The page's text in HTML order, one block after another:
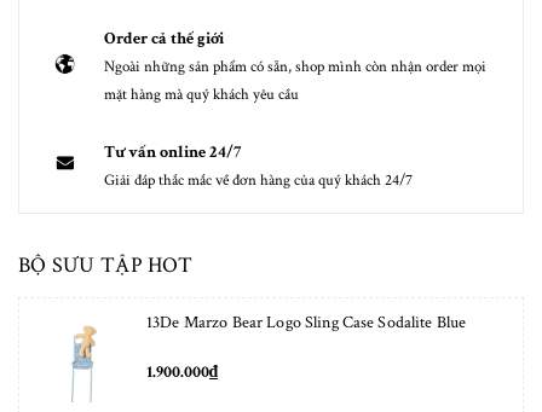
Order cả thế giới
Ngoài những sản phẩm có sẵn, shop mình còn nhận order mọi
mặt hàng mà quý khách yêu cầu
Tư vấn online 24/7
Giải đáp thắc mắc về đơn hàng của quý khách 24/7
BỘ SƯU TẬP HOT
13De Marzo Bear Logo Sling Case Sodalite Blue
1.900.000₫